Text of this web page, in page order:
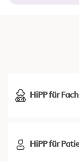
HiPP für
HiPP für